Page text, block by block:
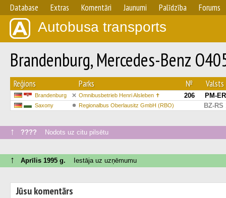
Database Extras Komentāri Jaunumi Palīdzība Forums
Autobusa transports
Brandenburg, Mercedes-Benz
Reģions Parks № Valsts
Brandenburg Omnibusbetrieb Henri Alsleben ✝ 206 PM-
Saxony Regionalbus Oberlausitz GmbH (RBO) BZ-RS
↑ ???? Nodots uz citu pilsētu
↑ Aprīlis 1995 g. Iestāja uz uzņēmumu
Jūsu komentārs